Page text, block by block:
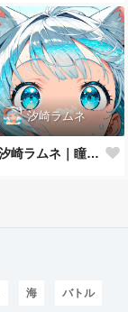
汐崎ラムネ
汐崎ラムネ｜瞳にうつる夏の海
海 バトル